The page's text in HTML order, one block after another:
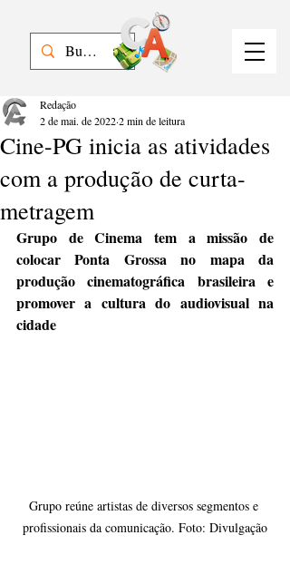
Cine-PG inicia as atividades
com a produção de curta-
metragem
Redação
2 de mai. de 20222 min de leitura
Grupo de Cinema tem a missão de
colocar Ponta Grossa no mapa da
produção cinematográfica brasileira e
promover a cultura do audiovisual na
cidade
Grupo reúne artistas de diversos segmentos e
profissionais da comunicação. Foto: Divulgação